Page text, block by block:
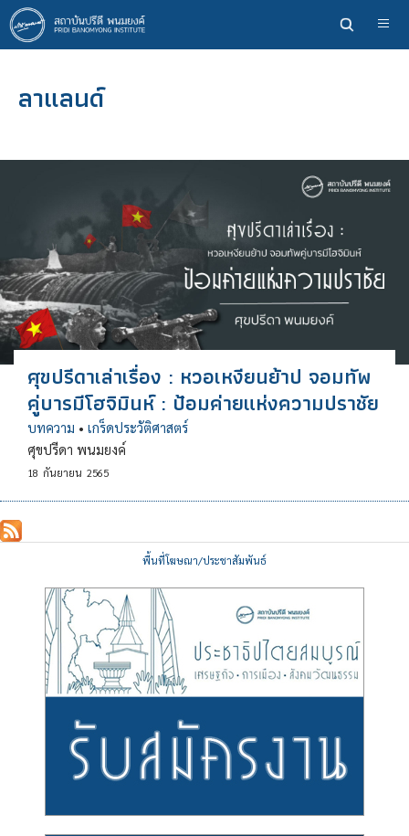
ข้าม
ไป
ยัง
หลักลาแลนด์
ศุขปรีดาเล่าเรื่อง : หวอเหงียนย้าป จอมทัพ
คู่บารมีโฮจิมินห์ : ป้อมค่ายแห่งความปราชัย
บทความ • เกร็ดประวัติศาสตร์
ศุขปรีดา พนมยงค์
18 กันยายน 2565
พื้นที่โฆษณา/ประชาสัมพันธ์